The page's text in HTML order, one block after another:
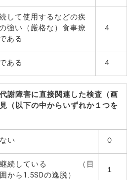
して使用するなどの疾
強い（厳格な）食事療
ある
４
ある ４
謝障害に直接関連した検査（画
（以下の中からいずれか１つを
い ０
継続している （目
囲から1.5SDの逸脱）
１